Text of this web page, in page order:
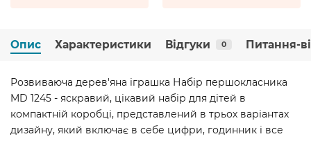
Опис Характеристики Відгуки 0 Питання-
Розвиваюча дерев'яна іграшка Набір першокласника
MD 1245 - яскравий, цікавий набір для дітей в
компактній коробці, представлений в трьох варіантах
дизайну, який включає в себе цифри, годинник і все